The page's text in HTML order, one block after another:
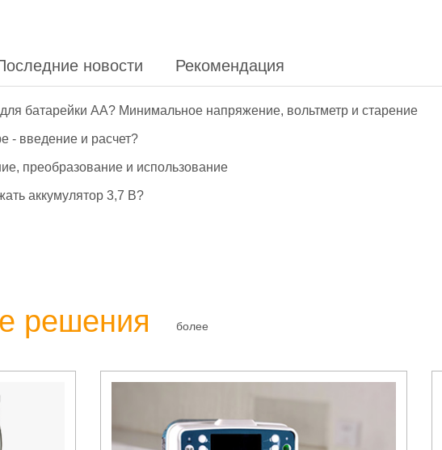
новости Рекомендация
батарейки АА? Минимальное напряжение, вольтметр и старение
- введение и расчет?
преобразование и использование
аккумулятор 3,7 В?
решения более